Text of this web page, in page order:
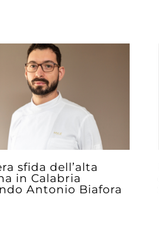
sfida dell’alta
in Calabria
Antonio Biafora